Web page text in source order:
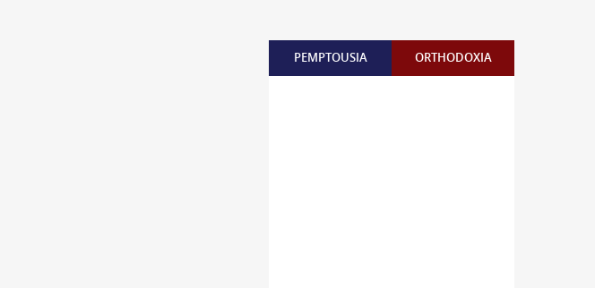
PEMPTOUSIA ORTHODOXIA